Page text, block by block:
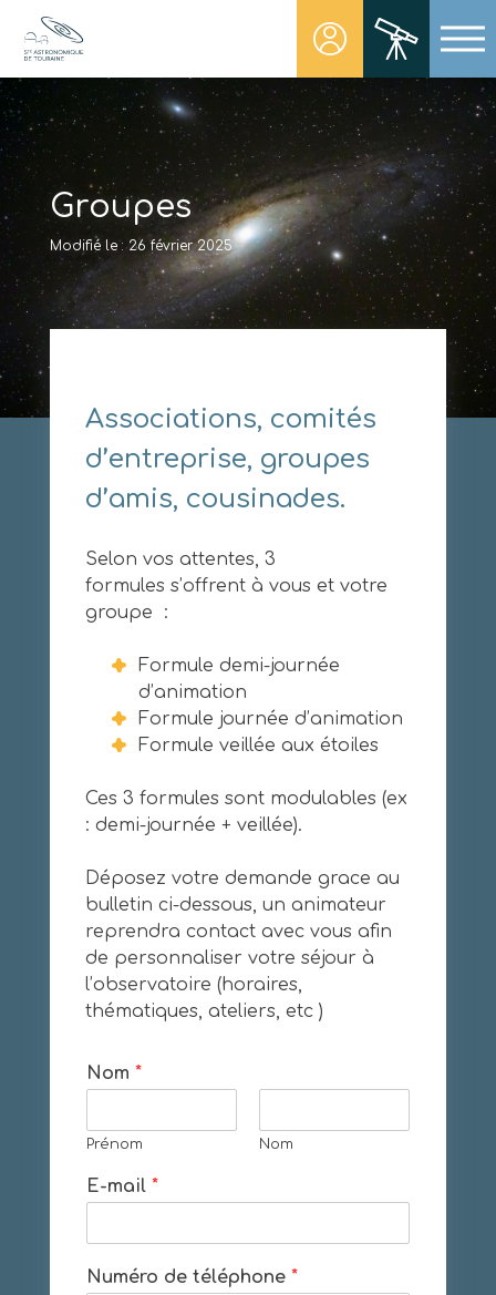
content
Société Astronomique de Touraine
Un regard plus NET sur notre univers
Groupes
Modifié le : 26 février 2025
Associations, comités
d’entreprise, groupes
d’amis, cousinades.
Selon vos attentes, 3
formules s’offrent à vous et votre
groupe :
Formule demi-journée
d’animation
Formule journée d’animation
Formule veillée aux étoiles
Ces 3 formules sont modulables (ex
: demi-journée + veillée).
Déposez votre demande grace au
bulletin ci-dessous, un animateur
reprendra contact avec vous afin
de personnaliser votre séjour à
l’observatoire (horaires,
thématiques, ateliers, etc )
Nom *
Prénom Nom
E-mail *
Numéro de téléphone *